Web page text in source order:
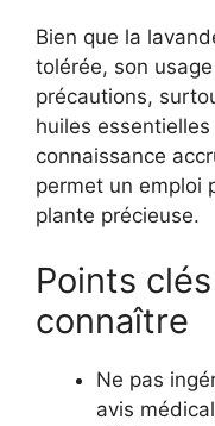
Bien que la
tolérée, son
précautions,
huiles
connaissance
permet un emploi
plante précieuse.
Points
connaître
Ne pas
avis